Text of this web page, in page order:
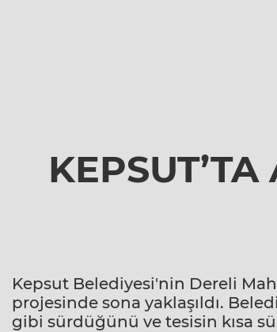
Kepsut Belediyesi'nin Dereli
projesinde sona yaklaşıldı.
gibi sürdüğünü ve tesisin kısa